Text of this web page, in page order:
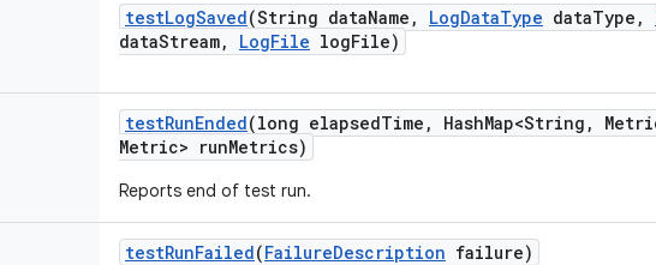
testLogSaved(String dataName , LogDataType dataType ,
dataStream, LogFile logFile)
testRunEnded(long elapsedTime , HashMap<String ,
Metric> runMetrics)
Reports end of test run.
testRunFailed(FailureDescription failure)